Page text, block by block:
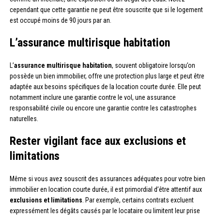
cependant que cette garantie ne peut être souscrite que si le logement
est occupé moins de 90 jours par an.
L’assurance multirisque habitation
L’assurance multirisque habitation, souvent obligatoire lorsqu’on
possède un bien immobilier, offre une protection plus large et peut être
adaptée aux besoins spécifiques de la location courte durée. Elle peut
notamment inclure une garantie contre le vol, une assurance
responsabilité civile ou encore une garantie contre les catastrophes
naturelles.
Rester vigilant face aux exclusions et
limitations
Même si vous avez souscrit des assurances adéquates pour votre bien
immobilier en location courte durée, il est primordial d’être attentif aux
exclusions et limitations . Par exemple, certains contrats excluent
expressément les dégâts causés par le locataire ou limitent leur prise